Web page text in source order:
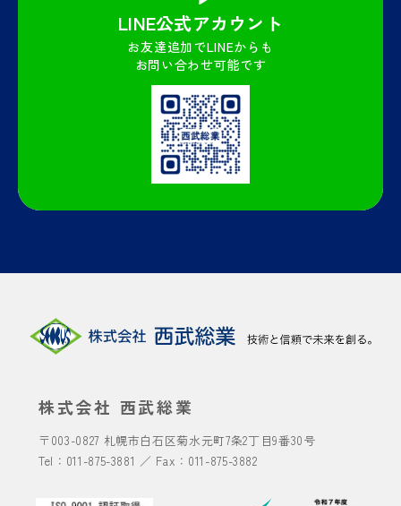
LINE公式アカウント
お友達追加でLINEからも
お問い合わせ可能です
株式会社 西武総業
〒003-0827 札幌市白石区菊水元町7条2丁目9番30号
Tel： 011-875-3881 ／ Fax：011-875-3882